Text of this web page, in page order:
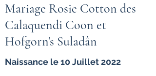
Mariage Rosie Cotton des
Calaquendi Coon et
Hofgorn's Suladân
Naissance le 10 Juillet 2022